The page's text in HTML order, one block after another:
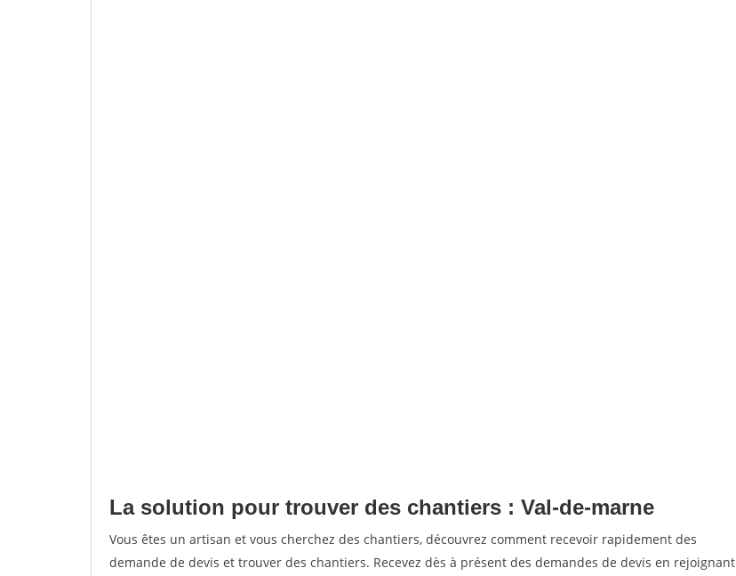
La solution pour trouver des chantiers : Val-de-marne
Vous êtes un artisan et vous cherchez des chantiers, découvrez comment recevoir rapidement des
demande de devis et trouver des chantiers. Recevez dès à présent des demandes de devis en rejoignant